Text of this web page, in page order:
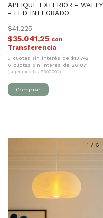
APLIQUE EXTERIOR - WALLY
- LED INTEGRADO
$41.225
$35.041,25 con
3 cuotas sin interés de $13.742
6 cuotas sin interés de $6.871
(superando los $300.000)
1 / 6